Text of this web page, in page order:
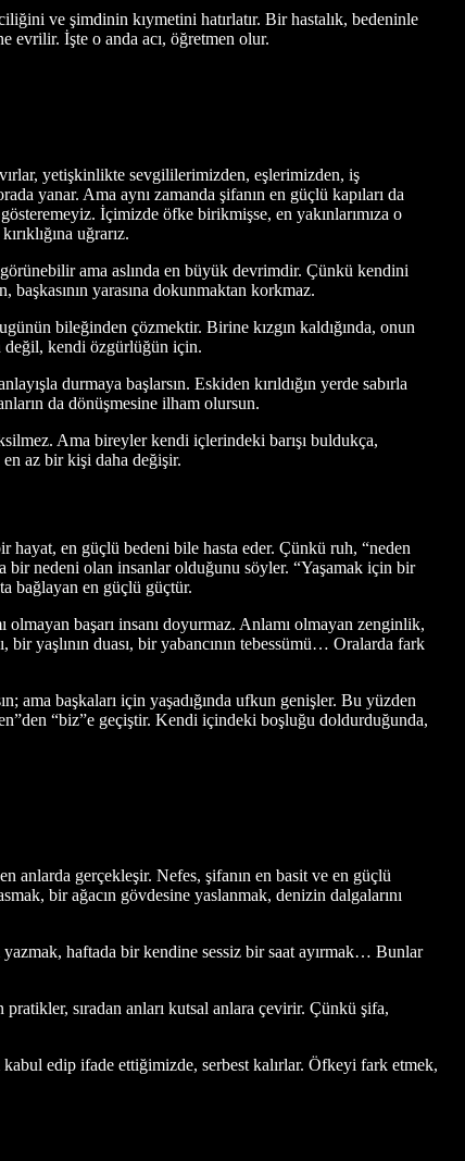
ve şimdinin kıymetini hatırlatır. Bir hastalık, bedeninle
evrilir. İşte o anda acı, öğretmen olur.
yetişkinlikte sevgililerimizden, eşlerimizden, iş
yanar. Ama aynı zamanda şifanın en güçlü kapıları da
İçimizde öfke birikmişse, en yakınlarımıza o
uğrarız.
ama aslında en büyük devrimdir. Çünkü kendini
başkasının yarasına dokunmaktan korkmaz.
bileğinden çözmektir. Birine kızgın kaldığında, onun
değil, kendi özgürlüğün için.
durmaya başlarsın. Eskiden kırıldığın yerde sabırla
da dönüşmesine ilham olursun.
Ama bireyler kendi içlerindeki barışı buldukça,
az bir kişi daha değişir.
hayat, en güçlü bedeni bile hasta eder. Çünkü ruh, “neden
bir nedeni olan insanlar olduğunu söyler. “Yaşamak için bir
bağlayan en güçlü güçtür.
başarı insanı doyurmaz. Anlamı olmayan zenginlik,
yaşlının duası, bir yabancının tebessümü… Oralarda fark
ama başkaları için yaşadığında ufkun genişler. Bu yüzden
“biz”e geçiştir. Kendi içindeki boşluğu doldurduğunda,
anlarda gerçekleşir. Nefes, şifanın en basit ve en güçlü
bir ağacın gövdesine yaslanmak, denizin dalgalarını
haftada bir kendine sessiz bir saat ayırmak… Bunlar
sıradan anları kutsal anlara çevirir. Çünkü şifa,
kabul edip ifade ettiğimizde, serbest kalırlar. Öfkeyi fark etmek,